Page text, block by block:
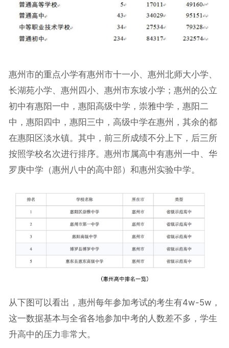
惠州市的重点小学有惠州市十一小、惠州北师大小学、
长湖苑小学、惠州四小、惠州市东坡小学；惠州的公立
初中有惠阳一中，惠阳高级中学，崇雅中学，惠阳二
中，惠阳四中，惠阳三中，高级中学在惠州，其余的都
在惠阳区淡水镇。其中，前三所成绩不分上下，后三所
按照学校名次进行排序。惠州市属高中有惠州一中、华
罗庚中学（惠州八中的高中部）和惠州实验中学。
从下图可以看出，惠州每年参加考试的考生有4w-5w，
这一数据基本与全省各地参加中考的人数差不多，学生
升高中的压力非常大。